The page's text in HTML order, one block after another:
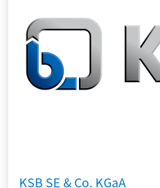
KSB SE & Co. KGaA